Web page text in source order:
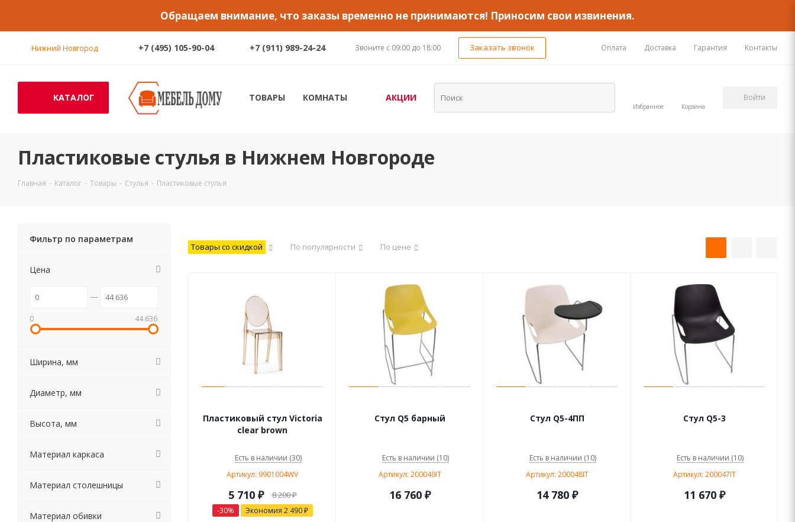
Обращаем внимание, что заказы временно не принимаются! Приносим свои извинения.
Нижний Новгород +7 (495) 105-90-04 +7 (911) 989-24-24 Звоните с 09:00 до 18:00 Заказать звонок Оплата Доставка Гарантия Контакты
КАТАЛОГ ТОВАРЫ КОМНАТЫ АКЦИИ
Избранное Корзина
Войти
Пластиковые стулья в Нижнем Новгороде
Главная - Каталог - Товары - Стулья - Пластиковые стулья
Товары со скидкой По популярности По цене
Пластиковый стул Victoria
clear brown
Есть в наличии (30)
Артикул: 9901004WV
5 710₽ 8 200₽
-30% Экономия 2 490₽
Стул Q5 барный
Есть в наличии (10)
Артикул: 200049IT
16 760₽
Стул Q5-4ПП
Есть в наличии (10)
Артикул: 200048IT
14 780₽
Стул Q5-3
Есть в наличии (10)
Артикул: 200047IT
11 670₽
Фильтр по параметрам
Цена
0 44 636
Ширина, мм
Диаметр, мм
Высота, мм
Материал каркаса
Материал столешницы
Материал обивки